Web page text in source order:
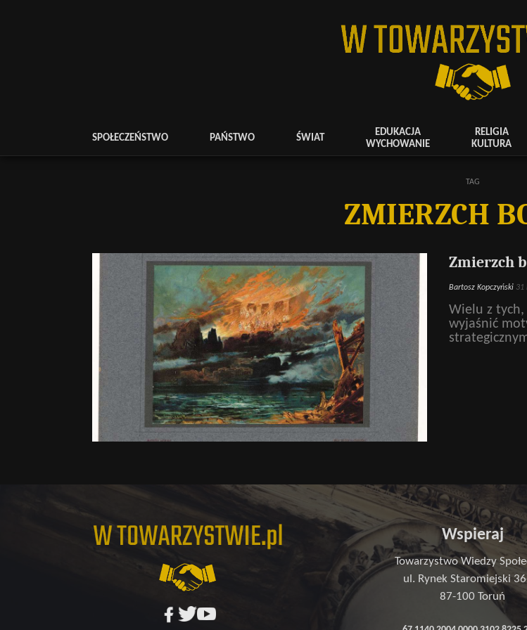
SPOŁECZEŃSTWO PAŃSTWO ŚWIAT
EDUKACJA
WYCHOWANIE
RELIGIA
KULTURA
TAG
ZMIERZCH
Zmierzch
Bartosz Kopczyński 31
Wielu z
wyjaśnić
Wspieraj
Towarzystwo Wiedzy
ul. Rynek Staromiejski
87-100 Toruń